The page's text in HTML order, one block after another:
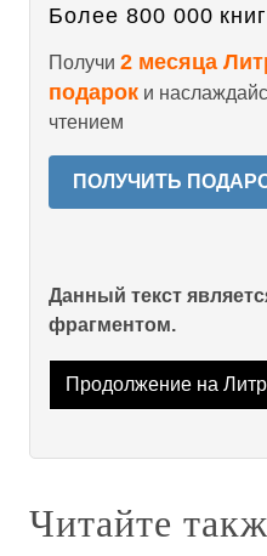
Более 800 000
Получи 2 месяца
подарок и
чтением
ПОЛУЧИТЬ
Данный текст
фрагментом.
Продолжение на
Читайте